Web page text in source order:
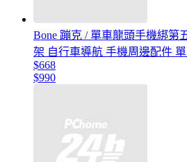
Bone 蹦克 / 單車龍頭手機綁第
架 自行車導航 手機周邊配件
$668
$990